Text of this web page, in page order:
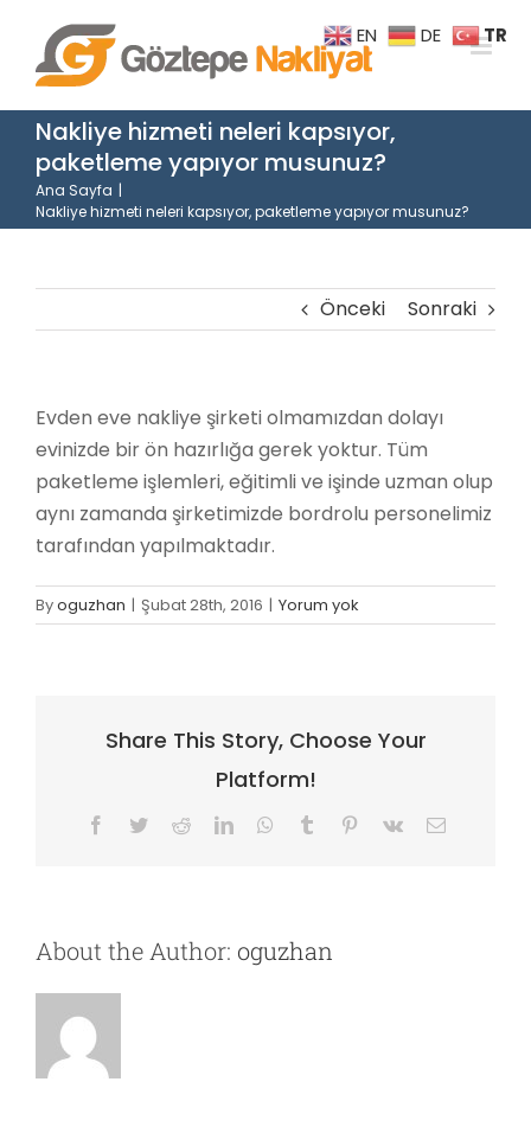
content
Nakliye hizmeti neleri kapsıyor,
paketleme yapıyor musunuz?
Ana Sayfa |
Nakliye hizmeti neleri kapsıyor, paketleme yapıyor musunuz?
Önceki Sonraki
Evden eve nakliye şirketi olmamızdan dolayı
evinizde bir ön hazırlığa gerek yoktur. Tüm
paketleme işlemleri, eğitimli ve işinde uzman olup
aynı zamanda şirketimizde bordrolu personelimiz
tarafından yapılmaktadır.
Byoguzhan | Şubat 28th, 2016 | Yorum yok
Share This Story, Choose Your
Platform!
Facebook
TwitterRedditLinkedInWhatsApp
Tumblr Pinterest
Vk
E-
About the Author: oguzhan
EN DE TR